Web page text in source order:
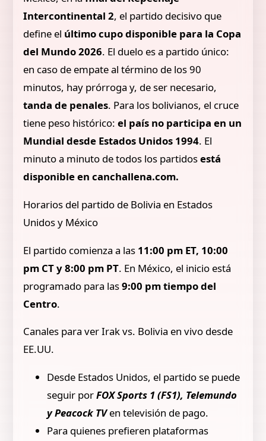
Intercontinental 2, el partido decisivo que
define el último cupo disponible para la Copa
del Mundo 2026. El duelo es a partido único:
en caso de empate al término de los 90
minutos, hay prórroga y, de ser necesario,
tanda de penales. Para los bolivianos, el cruce
tiene peso histórico:el país no participa en un
Mundial desde Estados Unidos 1994. El
minuto a minuto de todos los partidosestá
disponible encanchallena.com.
Horarios del partido de Bolivia en Estados
Unidos y México
El partido comienza a las 11:00 pm ET, 10:00
pm CT y 8:00 pm PT. En México, el inicio está
programado para las9:00 pm tiempo del
Centro.
Canales para ver Irak vs. Bolivia en vivo desde
EE.UU.
Desde Estados Unidos, el partido se puede
seguir porFOX Sports 1 (FS1), Telemundo
y Peacock TVen televisión de pago.
Para quienes prefieren plataformas